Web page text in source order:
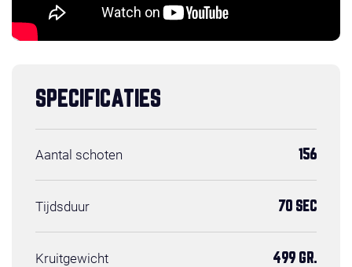
SPECIFICATIES
Aantal schoten 156
Tijdsduur 70 SEC
Kruitgewicht 499 GR.